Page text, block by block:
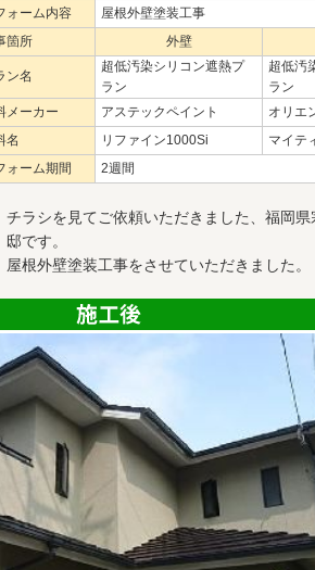
ォーム内容
屋根外壁塗装工事
箇所
外壁
ン名
超低汚染シリコン遮熱プ
ラン
超低汚
ラン
メーカー
アステックペイント
オリエ
名
リファイン1000Si
マイテ
ォーム期間
2週間
チラシを見てご依頼いただきました、福岡
邸です。
屋根外壁塗装工事をさせていただきました。